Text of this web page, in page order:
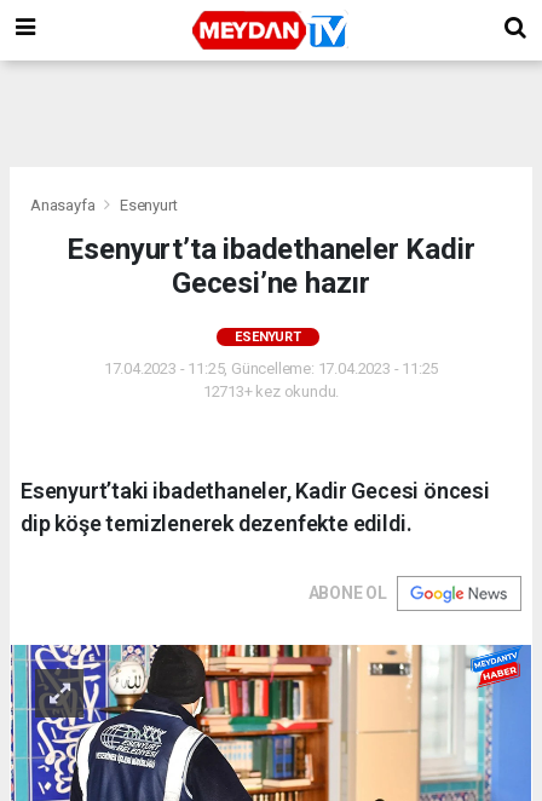
Anasayfa Esenyurt
Esenyurt’ta ibadethaneler Kadir
Gecesi’ne hazır
ESENYURT
17.04.2023 - 11:25, Güncelleme: 17.04.2023 - 11:25
12713+ kez okundu.
Esenyurt’taki ibadethaneler, Kadir Gecesi öncesi
dip köşe temizlenerek dezenfekte edildi.
ABONE OL